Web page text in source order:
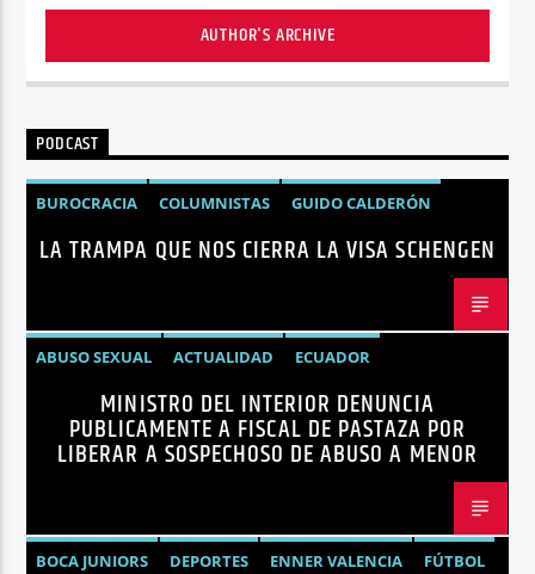
AUTHOR'S ARCHIVE
PODCAST
BUROCRACIA COLUMNISTAS
GUIDO CALDERÓN
LIBRE COMERCIO
NOTICIAS
NOTICIAS ECUADOR
LA TRAMPA QUE NOS CIERRA LA VISA SCHENGEN
ABUSO SEXUAL ACTUALIDAD
ECUADOR
JOHN REIMBERG
MINISTRO DEL INTERIOR
NOTICIAS
SEGURIDAD
MINISTRO DEL INTERIOR DENUNCIA
PUBLICAMENTE A FISCAL DE PASTAZA POR
LIBERAR A SOSPECHOSO DE ABUSO A MENOR
BOCA JUNIORS DEPORTES ENNER VALENCIA
FÚTBOL